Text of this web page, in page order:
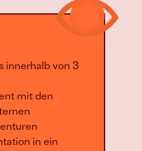
innerhalb von 3
mit den
in ein